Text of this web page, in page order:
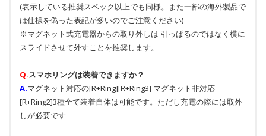
(表示している推奨スペック以上でも同様。また一部の海外製品で
は仕様を偽った表記が多いのでご注意ください)
※マグネット式充電器からの取り外しは 引っぱるのではなく横に
スライドさせて外すことを推奨します。
Q.スマホリングは装着できますか？
A.マグネット対応の[R+Ring][R+Ring3] マグネット非対応
[R+Ring2]3種全て装着自体は可能です。ただし充電の際には取外
しが必要です